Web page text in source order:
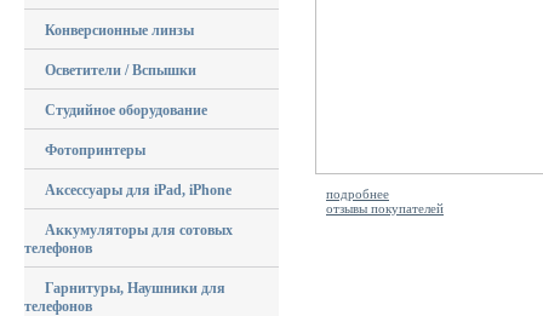
Конверсионные линзы
Осветители / Вспышки
Студийное оборудование
Фотопринтеры
Аксессуары для iPad, iPhone
Аккумуляторы для сотовых
телефонов
Гарнитуры, Наушники для
телефонов
подробнее
отзывы покупателей